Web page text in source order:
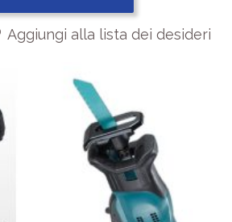
Aggiungi alla lista dei desideri